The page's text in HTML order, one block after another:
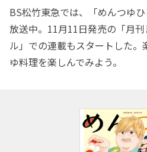
BS松竹東急では、「めんつゆ
放送中。11月11日発売の「月
ル」での連載もスタートした
ゆ料理を楽しんでみよう。